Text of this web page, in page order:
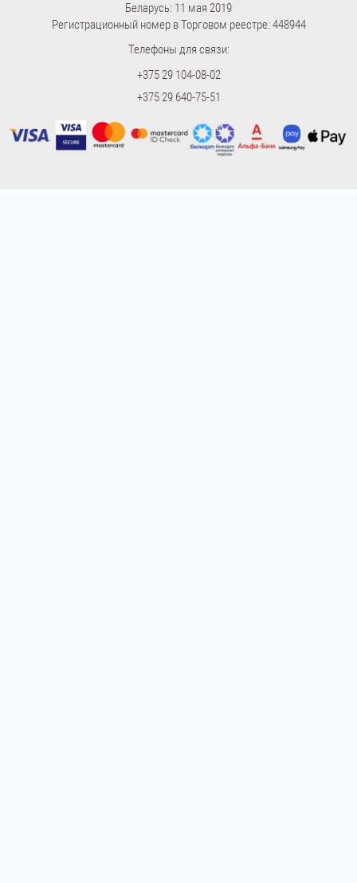
Беларусь: 11 мая 2019
Регистрационный номер в Торговом реестре: 448944
Телефоны для связи:
+375 29 104-08-02
+375 29 640-75-51